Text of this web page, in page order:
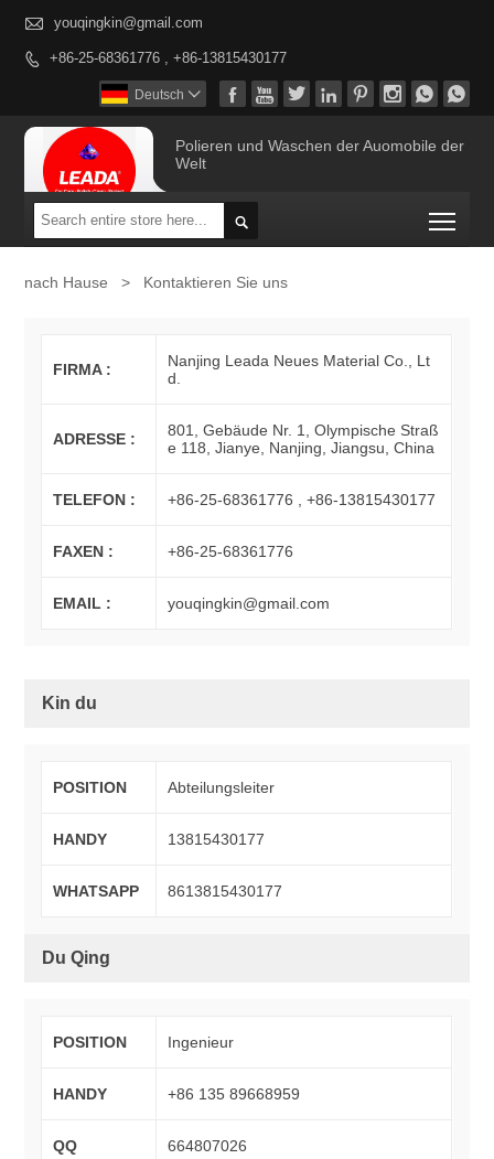
 youqingkin@gmail.com
 +86-25-68361776 , +86-13815430177
       
Deutsch 
Polieren und Waschen der Auomobile der
Welt

nach Hause > Kontaktieren Sie uns
FIRMA :
Nanjing Leada Neues Material Co., Lt
d.
ADRESSE :
801, Gebäude Nr. 1, Olympische Straß
e 118, Jianye, Nanjing, Jiangsu, China
TELEFON : +86-25-68361776 , +86-13815430177
FAXEN : +86-25-68361776
EMAIL : youqingkin@gmail.com
Kin du
POSITION Abteilungsleiter
HANDY 13815430177
WHATSAPP 8613815430177
Du Qing
POSITION Ingenieur
HANDY +86 135 89668959
QQ 664807026